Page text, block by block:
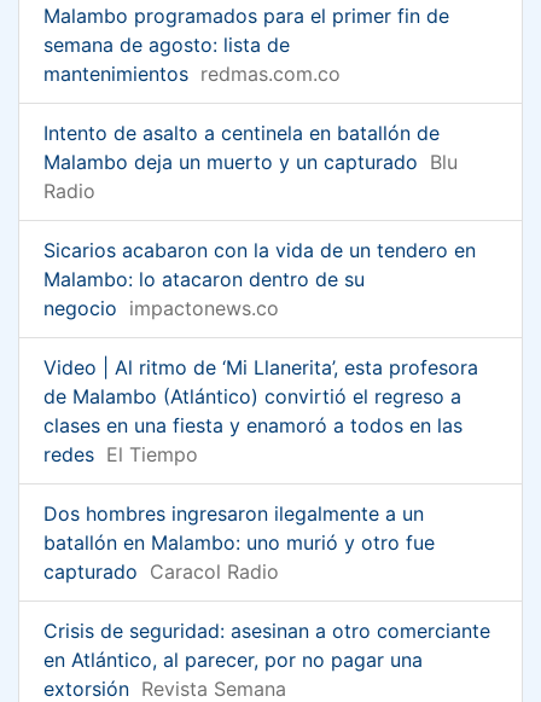
Malambo programados para el primer fin de
semana de agosto: lista de
mantenimientos redmas.com.co
Intento de asalto a centinela en batallón de
Malambo deja un muerto y un capturado Blu
Radio
Sicarios acabaron con la vida de un tendero en
Malambo: lo atacaron dentro de su
negocio impactonews.co
Video | Al ritmo de ‘Mi Llanerita’, esta profesora
de Malambo (Atlántico) convirtió el regreso a
clases en una fiesta y enamoró a todos en las
redes El Tiempo
Dos hombres ingresaron ilegalmente a un
batallón en Malambo: uno murió y otro fue
capturado Caracol Radio
Crisis de seguridad: asesinan a otro comerciante
en Atlántico, al parecer, por no pagar una
extorsión Revista Semana